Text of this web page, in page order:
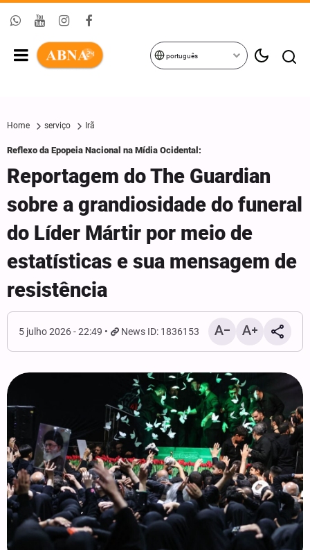
português
Home serviço Irã
Reflexo da Epopeia Nacional na Mídia Ocidental:
Reportagem do The Guardian
sobre a grandiosidade do funeral
do Líder Mártir por meio de
estatísticas e sua mensagem de
resistência
5 julho 2026 - 22:49 News ID: 1836153